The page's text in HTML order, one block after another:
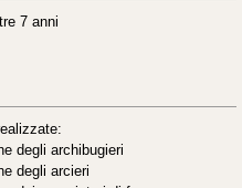
7 anni
degli archibugieri
degli arcieri